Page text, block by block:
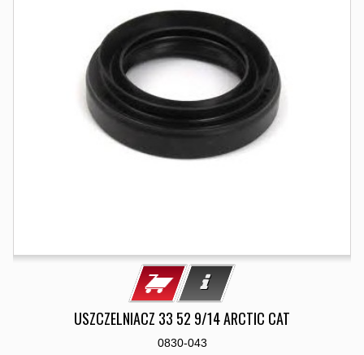
USZCZELNIACZ 33 52 9/14 ARCTIC CAT
0830-043